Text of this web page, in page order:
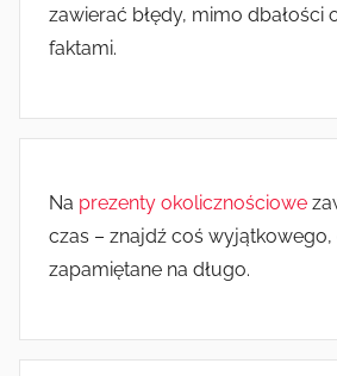
zawierać błędy, mimo dbałości
faktami.
Na prezenty okolicznościowe
czas – znajdź coś wyjątkowego,
zapamiętane na długo.